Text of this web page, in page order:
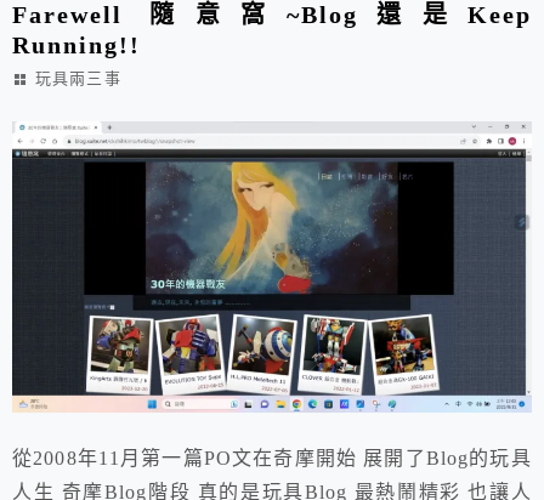
Farewell 隨意窩~Blog還是Keep
Running!!
玩具兩三事
從2008年11月第一篇PO文在奇摩開始 展開了Blog的玩具
人生 奇摩Blog階段 真的是玩具Blog 最熱鬧精彩 也讓人